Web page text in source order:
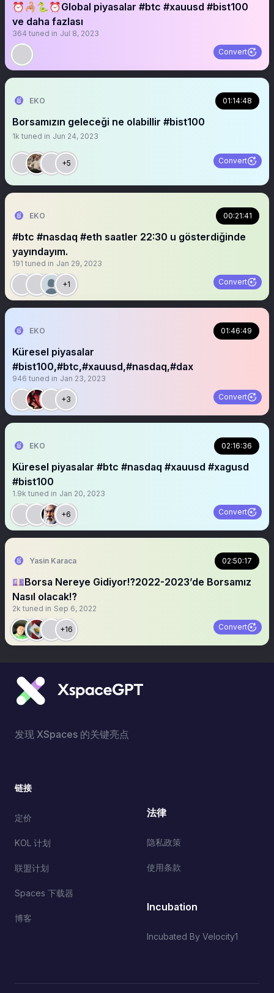
⏰🦂🐍⏰Global piyasalar #btc #xauusd #bist100
ve daha fazlası
364 tuned in Jul 8, 2023
Convert
EKO 01:14:48
Borsamızın geleceği ne olabillir #bist100
1k tuned in Jun 24, 2023
+5 Convert
EKO 00:21:41
#btc #nasdaq #eth saatler 22:30 u gösterdiğinde
yayındayım.
191 tuned in Jan 29, 2023
+1 Convert
EKO 01:46:49
Küresel piyasalar
#bist100,#btc,#xauusd,#nasdaq,#dax
946 tuned in Jan 23, 2023
+3 Convert
EKO 02:16:36
Küresel piyasalar #btc #nasdaq #xauusd #xagusd
#bist100
1.9k tuned in Jan 20, 2023
+6 Convert
Yasin Karaca 02:50:17
💷Borsa Nereye Gidiyor⁉️2022-2023’de Borsamız
Nasıl olacak⁉️
2k tuned in Sep 6, 2022
+16 Convert
发现 XSpaces 的关键亮点
链接
定价
KOL 计划
联盟计划
Spaces 下载器
博客
法律
隐私政策
使用条款
Incubation
Incubated By Velocity1